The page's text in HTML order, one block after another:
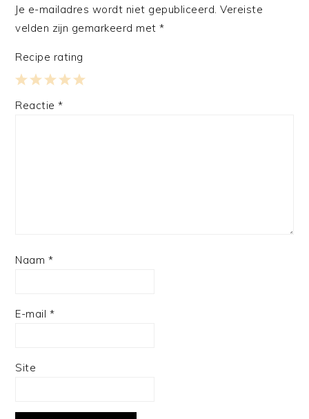
Je e-mailadres wordt niet gepubliceerd. Vereiste
velden zijn gemarkeerd met*
Recipe rating
4
3
2
1
Reactie*
Naam *
E-mail *
Site